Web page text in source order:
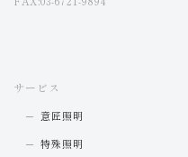
サービス
意匠照明
特殊照明